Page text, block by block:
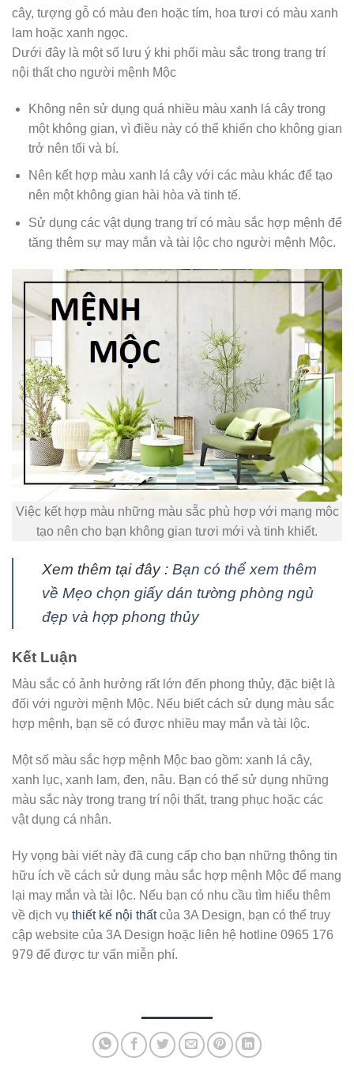
cây, tượng gỗ có màu đen hoặc tím, hoa tươi có màu xanh
lam hoặc xanh ngọc.
Dưới đây là một số lưu ý khi phối màu sắc trong trang trí
nội thất cho người mệnh Mộc
Không nên sử dụng quá nhiều màu xanh lá cây trong
một không gian, vì điều này có thể khiến cho không gian
trở nên tối và bí.
Nên kết hợp màu xanh lá cây với các màu khác để tạo
nên một không gian hài hòa và tinh tế.
Sử dụng các vật dụng trang trí có màu sắc hợp mệnh để
tăng thêm sự may mắn và tài lộc cho người mệnh Mộc.
Việc kết hợp màu những màu sẵc phù hợp với mạng mộc
tạo nên cho bạn không gian tươi mới và tinh khiết.
Xem thêm tại đây : Bạn có thể xem thêm
về Mẹo chọn giấy dán tường phòng ngủ
đẹp và hợp phong thủy
Kết Luận
Màu sắc có ảnh hưởng rất lớn đến phong thủy, đặc biệt là
đối với người mệnh Mộc. Nếu biết cách sử dụng màu sắc
hợp mệnh, bạn sẽ có được nhiều may mắn và tài lộc.
Một số màu sắc hợp mệnh Mộc bao gồm: xanh lá cây,
xanh lục, xanh lam, đen, nâu. Bạn có thể sử dụng những
màu sắc này trong trang trí nội thất, trang phục hoặc các
vật dụng cá nhân.
Hy vọng bài viết này đã cung cấp cho bạn những thông tin
hữu ích về cách sử dụng màu sắc hợp mệnh Mộc để mang
lại may mắn và tài lộc. Nếu bạn có nhu cầu tìm hiểu thêm
về dịch vụ thiết kế nội thấtcủa 3A Design, bạn có thể truy
cập website của 3A Design hoặc liên hệ hotline 0965 176
979 để được tư vấn miễn phí.